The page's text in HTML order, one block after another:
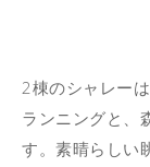
2棟のシャレー
ランニングと、
す。素晴らしい